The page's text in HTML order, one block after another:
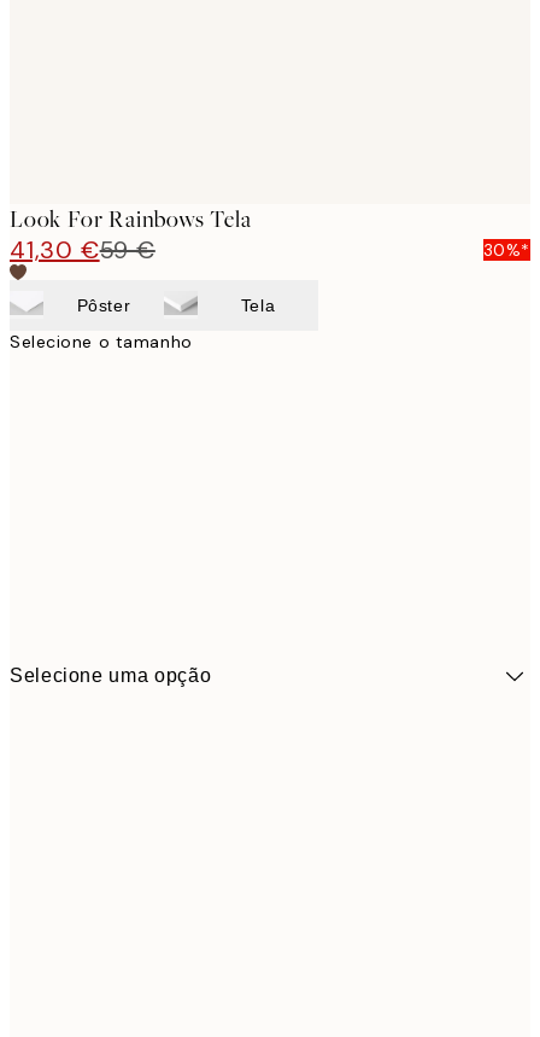
Look For Rainbows Tela
41,30 €59 € 30%*
Pôster Tela
Selecione o tamanho
Selecione uma opção